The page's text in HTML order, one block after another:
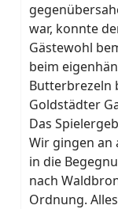
war, konnte
Gästewohl
beim
Butterbrezeln
Goldstädter
Das
Wir gingen
in die
nach
Ordnung.